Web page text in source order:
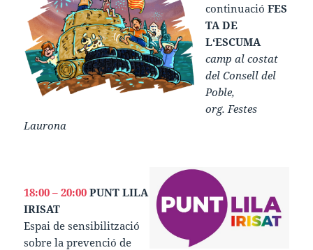
continuacióFES
TA DE
L‘ESCUMA
camp al costat
del Consell del
Poble,
org. Festes
Laurona
18:00 – 20:00 PUNT LILA
IRISAT
Espai de sensibilització
sobre la prevenció de